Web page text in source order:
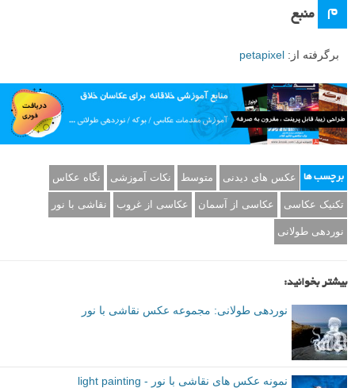
م منبع
برگرفته از: petapixel
برچسب ها عکس های دیدنی متوسط نکات آموزشی نگاه عکاس
تکنیک عکاسی عکاسی از آسمان عکاسی از غروب نقاشی با نور
نوردهی طولانی
بیشتر بخوانید:
نوردهی طولانی: مجموعه عکس نقاشی با نور
نمونه عکس های نقاشی با نور - light painting